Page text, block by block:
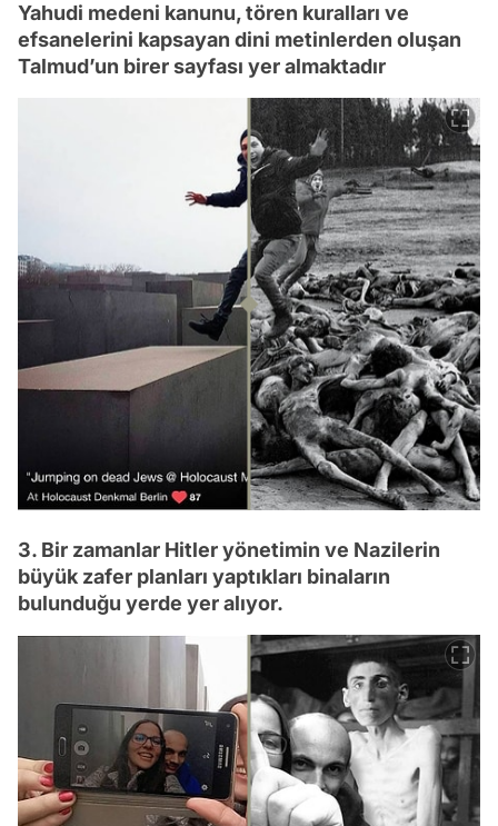
Yahudi medeni kanunu, tören kuralları ve
efsanelerini kapsayan dini metinlerden oluşan
Talmud’un birer sayfası yer almaktadır
3. Bir zamanlar Hitler yönetimin ve Nazilerin
büyük zafer planları yaptıkları binaların
bulunduğu yerde yer alıyor.